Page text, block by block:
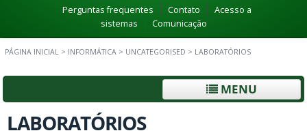
Perguntas frequentes Contato
Acesso a
sistemas
Comunicação
PÁGINA INICIAL > INFORMÁTICA > UNCATEGORISED > LABORATÓRIOS
MENU
LABORATÓRIOS